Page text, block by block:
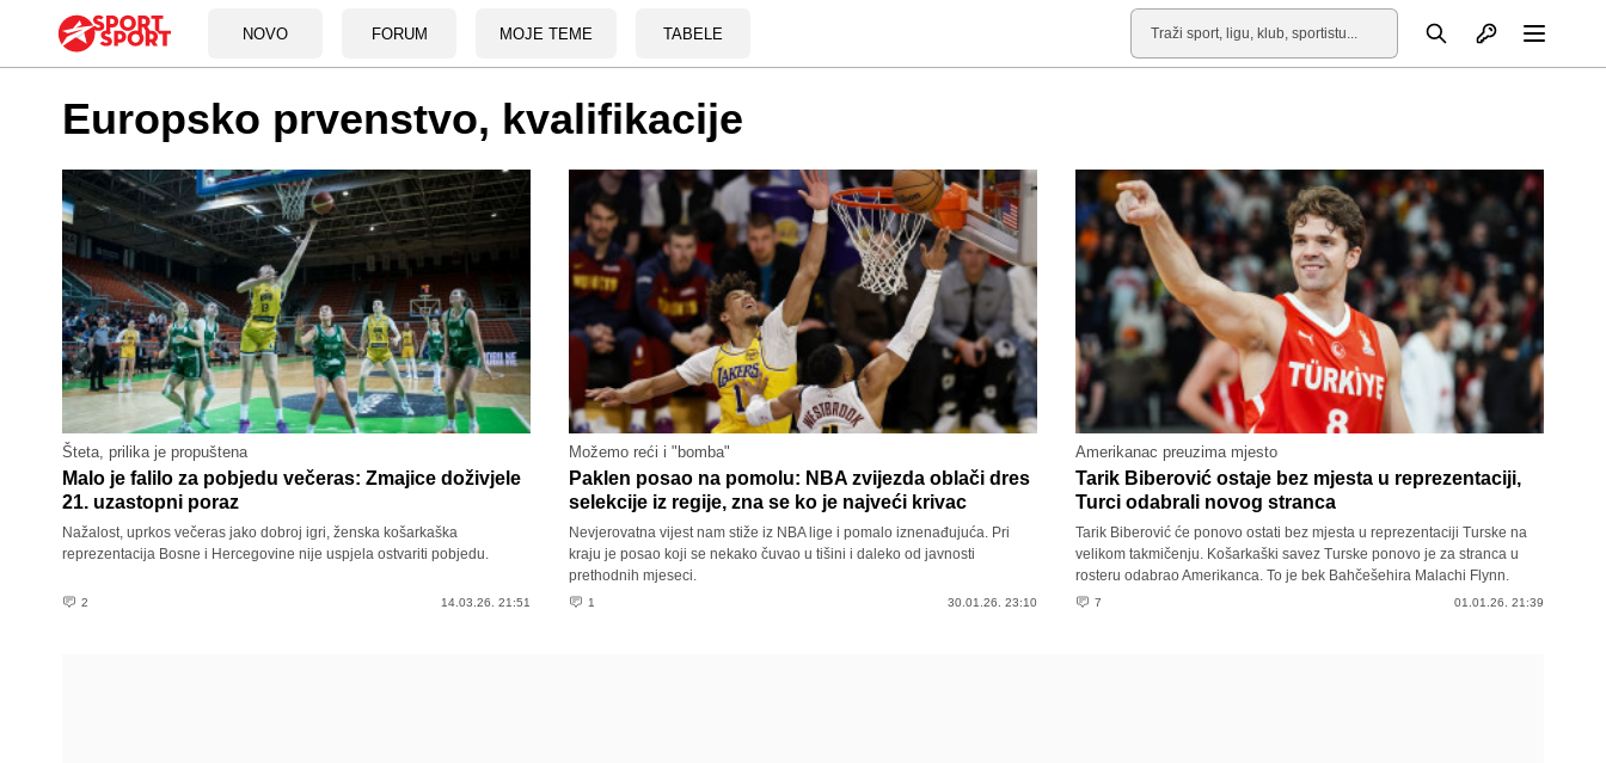
NOVO FORUM MOJE TEME TABELE
Pretraga Otvori profil
Europsko prvenstvo, kvalifikacije
Šteta, prilika je propuštena
Malo je falilo za pobjedu večeras: Zmajice doživjele
21. uzastopni poraz
Nažalost, uprkos večeras jako dobroj igri, ženska košarkaška
reprezentacija Bosne i Hercegovine nije uspjela ostvariti pobjedu.
2 14.03.26. 21:51
Možemo reći i "bomba"
Paklen posao na pomolu: NBA zvijezda oblači dres
selekcije iz regije, zna se ko je najveći krivac
Nevjerovatna vijest nam stiže iz NBA lige i pomalo iznenađujuća. Pri
kraju je posao koji se nekako čuvao u tišini i daleko od javnosti
prethodnih mjeseci.
1 30.01.26. 23:10
Amerikanac preuzima mjesto
Tarik Biberović ostaje bez mjesta u reprezentaciji,
Turci odabrali novog stranca
Tarik Biberović će ponovo ostati bez mjesta u reprezentaciji Turske na
velikom takmičenju. Košarkaški savez Turske ponovo je za stranca u
rosteru odabrao Amerikanca. To je bek Bahčešehira Malachi Flynn.
7 01.01.26. 21:39